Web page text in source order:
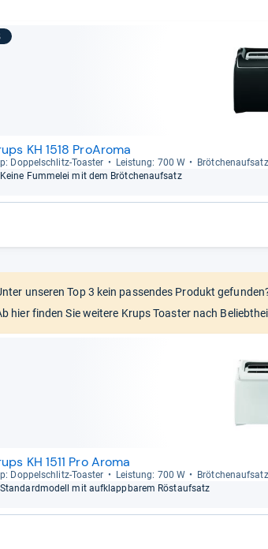
KH 1518 ProAroma
Dop­pel­schlitz-​Toas­ter Leis­tung: 700 W
Keine Fum­me­lei mit dem Bröt­chen­auf­satz
unseren Top 3 kein passendes Produkt
hier finden Sie weitere Krups Toaster nach
KH 1511 Pro Aroma
Dop­pel­schlitz-​Toas­ter Leis­tung: 700 W
Stan­dard­mo­dell mit auf­klapp­ba­rem Röstauf­satz